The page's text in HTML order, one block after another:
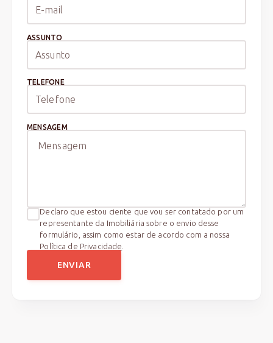
ASSUNTO
TELEFONE
MENSAGEM
Declaro que estou ciente que vou ser contatado por um
representante da Imobiliária sobre o envio desse
formulário, assim como estar de acordo com a nossa
Política de Privacidade
ENVIAR